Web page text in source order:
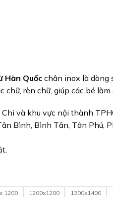
Hàn Quốc chân inox là dòng
chữ, rèn chữ, giúp các bé
và khu vực nội thành
Bình, Bình Tân, Tân Phú,
1200 1200x1200 1200x1400